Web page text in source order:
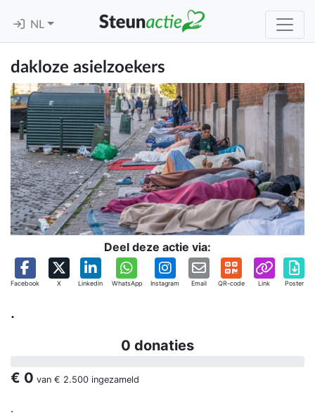
NL
dakloze asielzoekers
Deel deze actie via:
Facebook X Linkedin WhatsApp Instagram Email QR-code Link Poster
.
0 donaties
€ 0 van € 2.500 ingezameld
.